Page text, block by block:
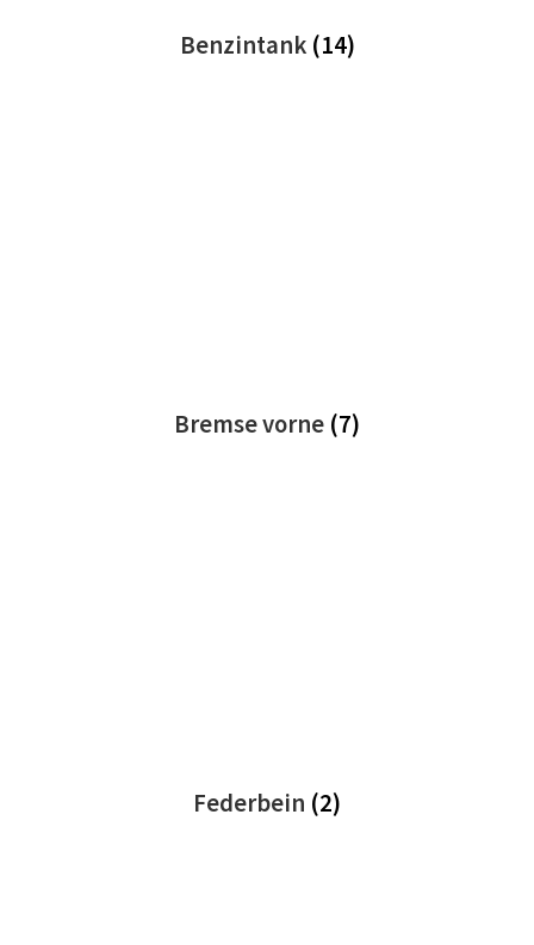
Benzintank (14)
Bremse vorne (7)
Federbein (2)